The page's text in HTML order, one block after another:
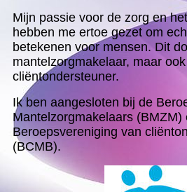
Mijn passie voor de zorg en
hebben me ertoe gezet om
betekenen voor mensen. Dit
mantelzorgmakelaar, maar
cliëntondersteuner.
Ik ben aangesloten bij de
Mantelzorgmakelaars (BMZM)
Beroepsvereniging van
(BCMB).